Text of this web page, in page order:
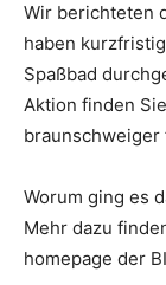
Wir berichteten
haben
Spaßbad
Aktion finden
braunschweiger
Worum ging es
Mehr dazu
homepage der